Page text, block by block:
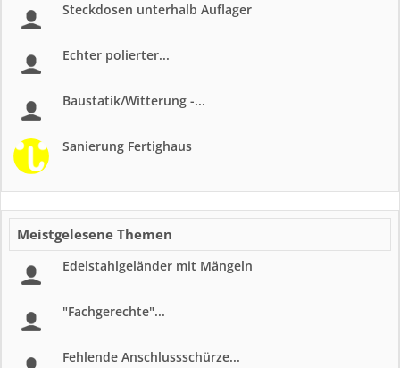
Steckdosen unterhalb Auflager
Echter polierter...
Baustatik/Witterung -...
Sanierung Fertighaus
Meistgelesene Themen
Edelstahlgeländer mit Mängeln
"Fachgerechte"...
Fehlende Anschlussschürze...